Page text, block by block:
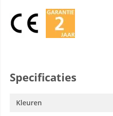
Specificaties
Kleuren